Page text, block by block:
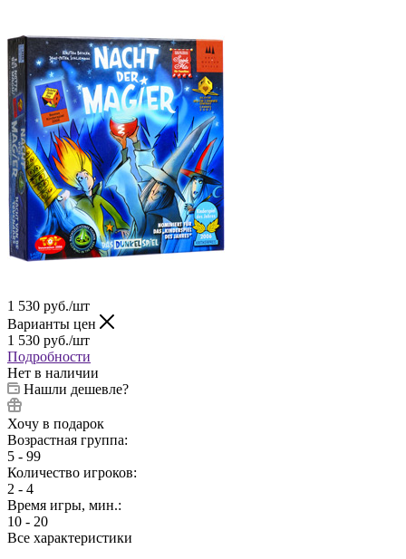
1 530 руб./шт
Варианты цен
1 530 руб./шт
Подробности
Нет в наличии
Нашли дешевле?
Хочу в подарок
Возрастная группа:
5 - 99
Количество игроков:
2 - 4
Время игры, мин.:
10 - 20
Все характеристики